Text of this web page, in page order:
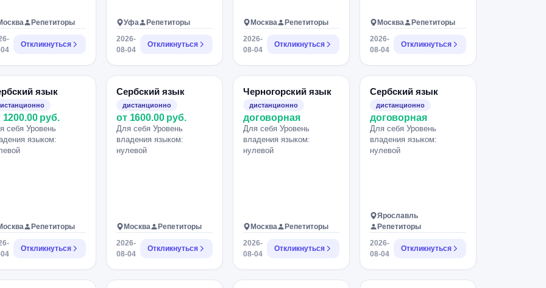
Репетиторы
Откликнуться
Уфа
Репетиторы
2026-
08-04
Откликнуться
Москва
Репетиторы
2026-
08-04
Откликнуться
Москва
Репетиторы
2026-
08-04
Откликнуться
язык
1200.00 руб.
себя Уровень
языком:
Репетиторы
Откликнуться
Сербский язык
дистанционно
от 1600.00 руб.
Для себя Уровень
владения языком:
нулевой
Москва
Репетиторы
2026-
08-04
Откликнуться
Черногорский язык
дистанционно
договорная
Для себя Уровень
владения языком:
нулевой
Москва
Репетиторы
2026-
08-04
Откликнуться
Сербский язык
дистанционно
договорная
Для себя Уровень
владения языком:
нулевой
Ярославль
Репетиторы
2026-
08-04
Откликнуться